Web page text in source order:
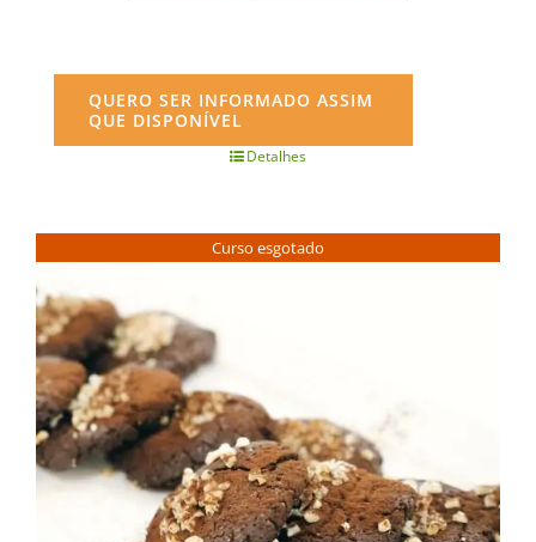
QUERO SER INFORMADO ASSIM
QUE DISPONÍVEL
Detalhes
Curso esgotado